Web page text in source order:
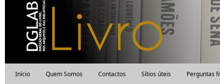
Início Quem Somos Contactos Sítios úteis Perguntas